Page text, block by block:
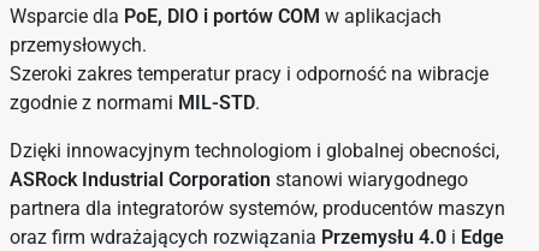
Wsparcie dla PoE, DIO i portów COM w aplikacjach
przemysłowych.
Szeroki zakres temperatur pracy i odporność na wibracje
zgodnie z normami MIL-STD.
Dzięki innowacyjnym technologiom i globalnej obecności,
ASRock Industrial Corporation stanowi wiarygodnego
partnera dla integratorów systemów, producentów maszyn
oraz firm wdrażających rozwiązania Przemysłu 4.0 i Edge